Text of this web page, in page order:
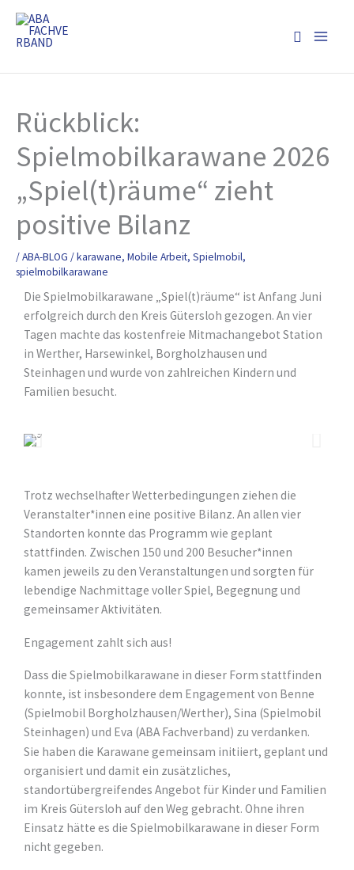
Inhalt
springen
Suchen
Rückblick:
Spielmobilkarawane 2026
„Spiel(t)räume“ zieht
positive Bilanz
/ABA-BLOG /karawane, Mobile Arbeit, Spielmobil,
spielmobilkarawane
Die Spielmobilkarawane „Spiel(t)räume“ ist Anfang Juni
erfolgreich durch den Kreis Gütersloh gezogen. An vier
Tagen machte das kostenfreie Mitmachangebot Station
in Werther, Harsewinkel, Borgholzhausen und
Steinhagen und wurde von zahlreichen Kindern und
Familien besucht.
Trotz wechselhafter Wetterbedingungen ziehen die
Veranstalter*innen eine positive Bilanz. An allen vier
Standorten konnte das Programm wie geplant
stattfinden. Zwischen 150 und 200 Besucher*innen
kamen jeweils zu den Veranstaltungen und sorgten für
lebendige Nachmittage voller Spiel, Begegnung und
gemeinsamer Aktivitäten.
Engagement zahlt sich aus!
Dass die Spielmobilkarawane in dieser Form stattfinden
konnte, ist insbesondere dem Engagement von Benne
(Spielmobil Borgholzhausen/Werther), Sina (Spielmobil
Steinhagen) und Eva (ABA Fachverband) zu verdanken.
Sie haben die Karawane gemeinsam initiiert, geplant und
organisiert und damit ein zusätzliches,
standortübergreifendes Angebot für Kinder und Familien
im Kreis Gütersloh auf den Weg gebracht. Ohne ihren
Einsatz hätte es die Spielmobilkarawane in dieser Form
nicht gegeben.